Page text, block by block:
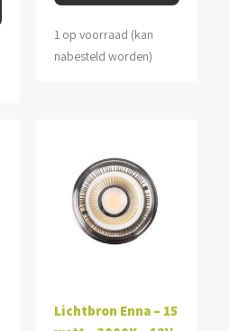
1 op voorraad (kan
nabesteld worden)
Lichtbron Enna – 15